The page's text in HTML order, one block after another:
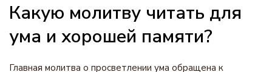
Какую молитву читать для
ума и хорошей памяти?
Главная молитва о просветлении ума обращена к